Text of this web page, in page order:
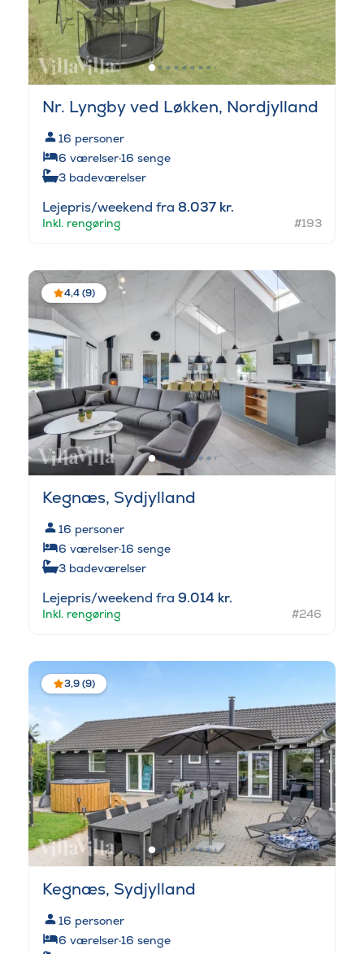
Nr. Lyngby ved Løkken, Nordjylland
16 personer
6 værelser·16 senge
3 badeværelser
Lejepris/weekend fra 8.037 kr.
Inkl. rengøring #193
4,4 (9)
Kegnæs, Sydjylland
16 personer
6 værelser·16 senge
3 badeværelser
Lejepris/weekend fra 9.014 kr.
Inkl. rengøring #246
3,9 (9)
Kegnæs, Sydjylland
16 personer
6 værelser·16 senge